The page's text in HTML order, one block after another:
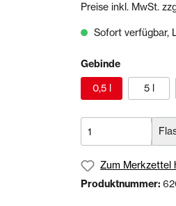
Schienen- & Rinnensystem
Tropfkantenprofile
Preise inkl. MwSt.
Sofort verfügbar,
Gebinde
0,5 l
5 l
Zum Merkzettel
Produktnummer: